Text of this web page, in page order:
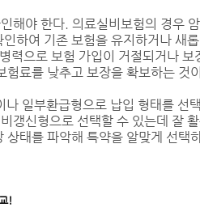
해야 한다. 의료실비보험의 경우
하여 기존 보험을 유지하거나 새
력으로 보험 가입이 거절되거나 보
료를 낮추고 보장을 확보하는 것
일부환급형으로 납입 형태를 선
갱신형으로 선택할 수 있는데 잘
태를 파악해 특약을 알맞게 선택
!